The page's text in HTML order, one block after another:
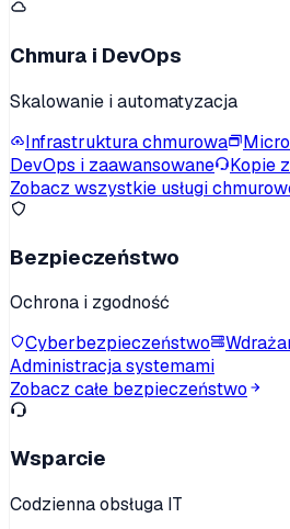
Chmura i DevOps
Skalowanie i automatyzacja
Infrastruktura chmurowa
DevOps i zaawansowane
Kopie
Zobacz wszystkie usługi
Bezpieczeństwo
Ochrona i zgodność
Cyberbezpieczeństwo
Administracja systemami
Zobacz całe bezpieczeństwo
Wsparcie
Codzienna obsługa IT